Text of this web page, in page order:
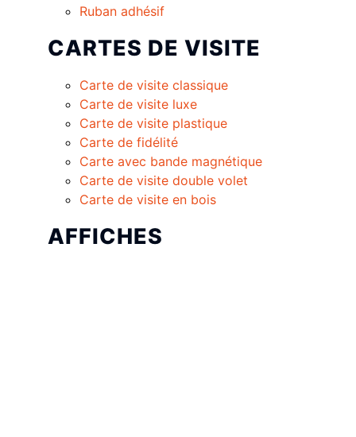
Ruban adhésif
CARTES DE VISITE
Carte de visite classique
Carte de visite luxe
Carte de visite plastique
Carte de fidélité
Carte avec bande magnétique
Carte de visite double volet
Carte de visite en bois
AFFICHES